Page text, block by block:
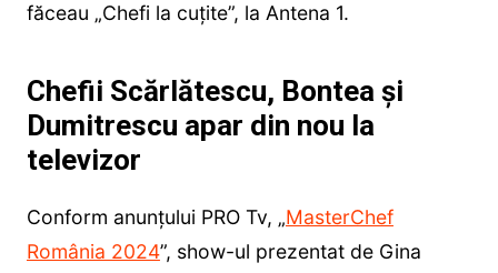
făceau „Chefi la cuțite”, la Antena 1.
Chefii Scărlătescu, Bontea și
Dumitrescu apar din nou la
televizor
Conform anunțului PRO Tv, „MasterChef
România 2024”, show-ul prezentat de Gina